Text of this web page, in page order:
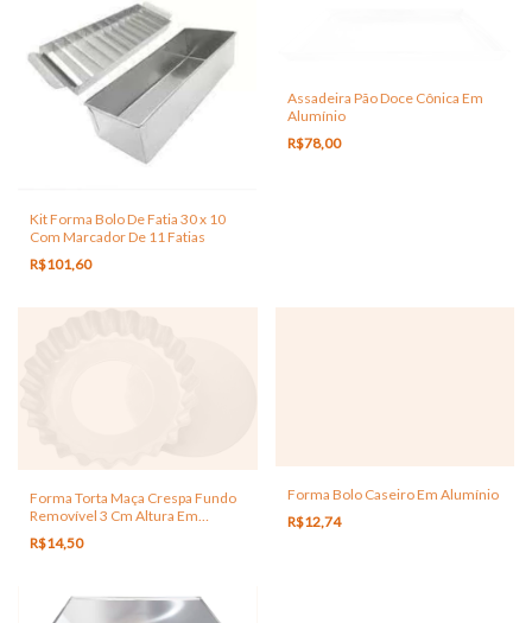
Kit Forma Bolo De Fatia 30 x 10
Com Marcador De 11 Fatias
R$101,60
Assadeira Pão Doce Cônica Em
Alumínio
R$78,00
Forma Torta Maça Crespa Fundo
Removível 3 Cm Altura Em
Alumínio
R$14,50
Forma Bolo Caseiro Em Alumínio
R$12,74